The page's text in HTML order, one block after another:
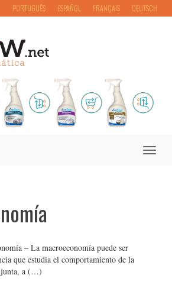
PORTUGUÊS ESPAÑOL FRANÇAIS DEUTSCH
Toggle
– La macroeconomía puede ser
que estudia el comportamiento de la
a (…)